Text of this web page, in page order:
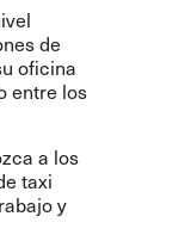
de
oficina
entre los
a los
taxi
y